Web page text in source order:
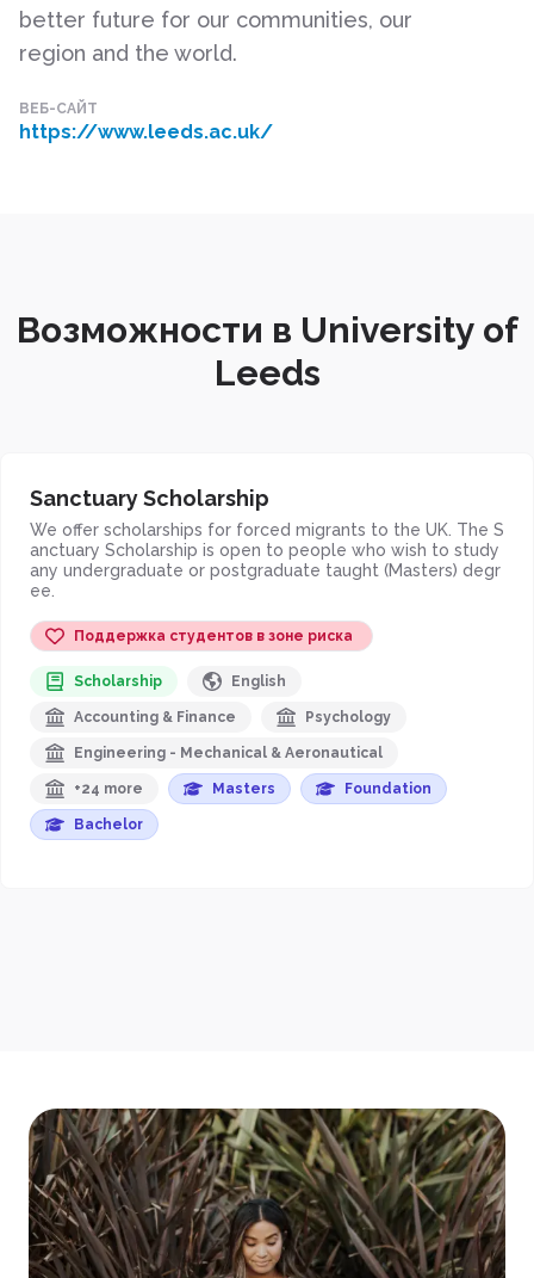
better future for our communities, our
region and the world.
ВЕБ-САЙТ
https://www.leeds.ac.uk/
Возможности в University of
Leeds
Sanctuary Scholarship
We offer scholarships for forced migrants to the UK. The S
anctuary Scholarship is open to people who wish to study
any undergraduate or postgraduate taught (Masters) degr
ee.
Поддержка студентов в зоне риска
Scholarship English
Accounting & Finance Psychology
Engineering - Mechanical & Aeronautical
+24 more Masters Foundation
Bachelor